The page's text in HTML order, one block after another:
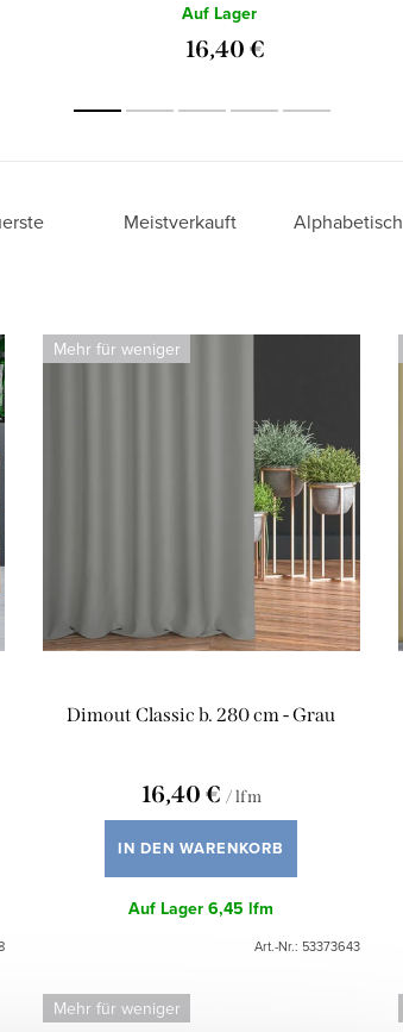
Auf Lager
16,40 €
Meistverkauft Alphabetisch
Mehr für weniger
Dimout Classic b. 280 cm - Grau
16,40 € / lfm
IN DEN WARENKORB
Auf Lager6,45 lfm
Art.-Nr.: 53373643
Mehr für weniger